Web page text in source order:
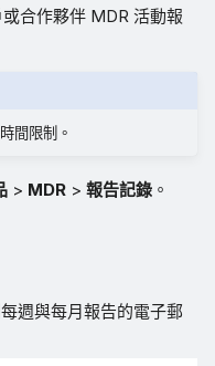
日本語
合作夥伴 MDR 活動報
間限制。
> MDR > 報告記錄 。
週與每月報告的電子郵